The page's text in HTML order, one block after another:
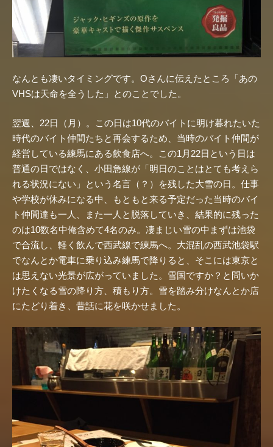
なんとも凄いタイミングです。Oさんに伝えたところ「あの
VHSは天命を全うした」とのことでした。
翌週、22日（月）。この日は10代のバイトに明け暮れたいた
時代のバイト仲間たちと再会するため、当時のバイト仲間が
経営している練馬にある飲食店へ。この1月22日という日は
普通の日ではなく、小田急線が「明日のことはとても考えら
れる状況にない」という名言（？）を残した大雪の日。仕事
や学校が休みになる中、もともと来る予定だった当時のバイ
ト仲間達も一人、また一人と脱落していき、結果的に残った
のは10数名中俺含めて4名のみ。凄まじい雪の中まずは池袋
で合流し、軽く飲んで西武線で練馬へ。大混乱の西武池袋駅
でなんとか電車に乗り込み練馬で降りると、そこには東京と
は思えない光景が広がっていました。雪国ですか？と問いか
けたくなる雪の降り方、積もり方。雪を踏み分けなんとか店
にたどり着き、昔話に花を咲かせました。